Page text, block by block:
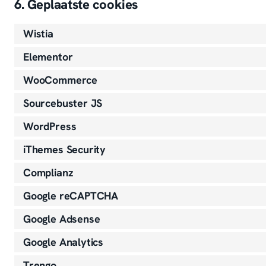
6. Geplaatste cookies
Wistia
Elementor
WooCommerce
Sourcebuster JS
WordPress
iThemes Security
Complianz
Google reCAPTCHA
Google Adsense
Google Analytics